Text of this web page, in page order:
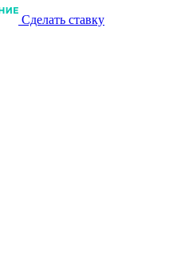
Сделать ставку